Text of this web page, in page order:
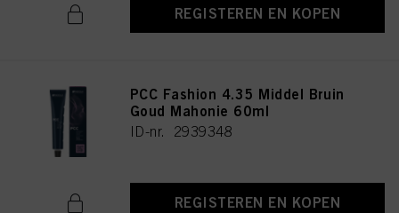
REGISTEREN EN KOPEN
PCC Fashion 4.35 Middel Bruin
Goud Mahonie 60ml
ID-nr. 2939348
REGISTEREN EN KOPEN